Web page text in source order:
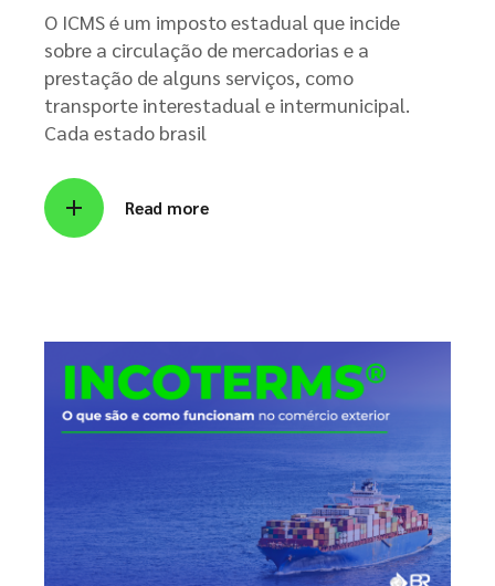
O ICMS é um imposto estadual que incide
sobre a circulação de mercadorias e a
prestação de alguns serviços, como
transporte interestadual e intermunicipal.
Cada estado brasil
Read more